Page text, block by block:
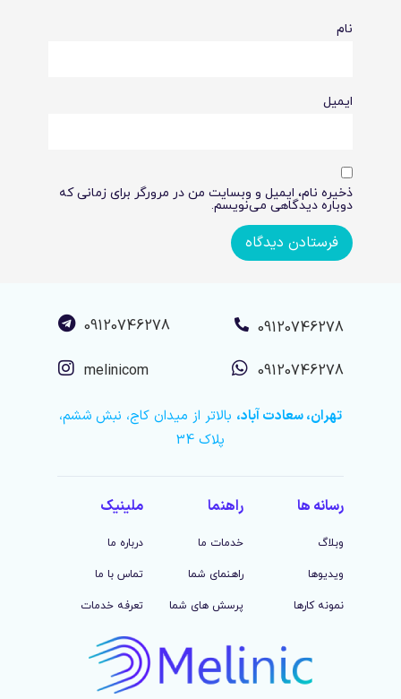
نام
ایمیل
ذخیره نام، ایمیل و وبسایت من در مرورگر برای زمانی که
دوباره دیدگاهی می‌نویسم.
09120746278
09120746278
09120746278
melinicom
تهران، سعادت آباد، بالاتر از میدان کاج، نبش ششم،
پلاک 34
رسانه ها
وبلاگ
ویدیوها
نمونه کارها
راهنما
خدمات ما
راهنمای شما
پرسش های شما
ملینیک
درباره ما
تماس با ما
تعرفه خدمات